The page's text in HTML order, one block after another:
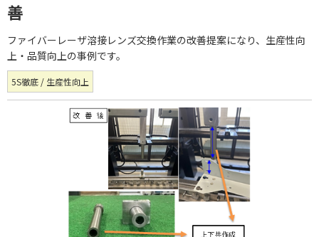
善
ファイバーレーザ溶接レンズ交換作業の改善提案になり、生産性向
上・品質向上の事例です。
5S徹底 / 生産性向上